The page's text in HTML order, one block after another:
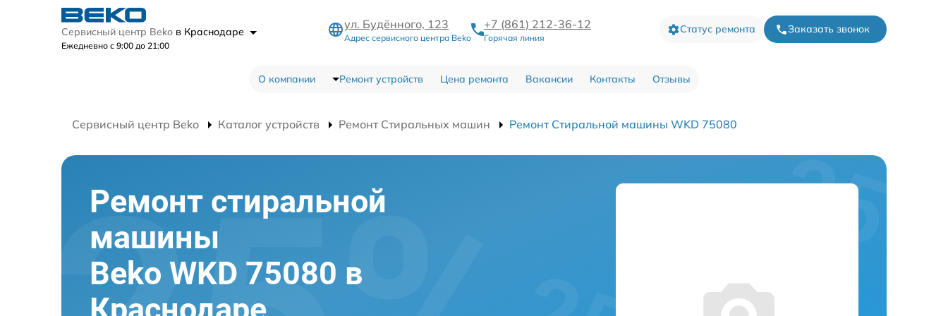
Сервисный центр Beko в Краснодаре
Ежедневно с 9:00 до 21:00
ул. Будённого, 123
Адрес сервисного центра Beko
+7 (861) 212-36-12
Горячая линия
Статус ремонта Заказать звонок
О компании Ремонт устройств Цена ремонта Вакансии Контакты Отзывы
Сервисный центр Beko Каталог устройств Ремонт Стиральных машин Ремонт Стиральной машины WKD 75080
Ремонт стиральной
машины
Beko WKD 75080 в